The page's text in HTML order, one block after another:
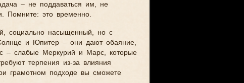
– не поддаваться им, не
Помните: это временно.
социально насыщенный, но с
и Юпитер – они дают обаяние,
– слабые Меркурий и Марс, которые
терпения из-за влияния
грамотном подходе вы сможете